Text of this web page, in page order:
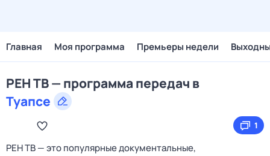
Главная Моя программа Премьеры недели
РЕН ТВ — программа передач в
Туапсе
1
РЕН ТВ — это популярные документальные,